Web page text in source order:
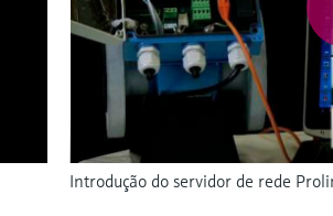
Introdução do servidor de rede